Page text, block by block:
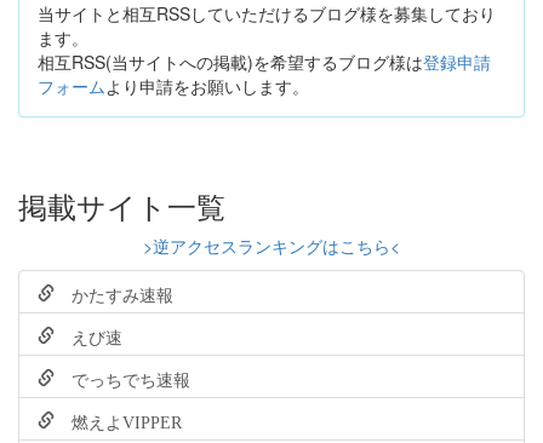
当サイトと相互RSSしていただけるブログ様を募集しており
ます。
相互RSS(当サイトへの掲載)を希望するブログ様は登録申請
フォームより申請をお願いします。
掲載サイト一覧
>逆アクセスランキングはこちら<
かたすみ速報
えび速
でっちでち速報
燃えよVIPPER